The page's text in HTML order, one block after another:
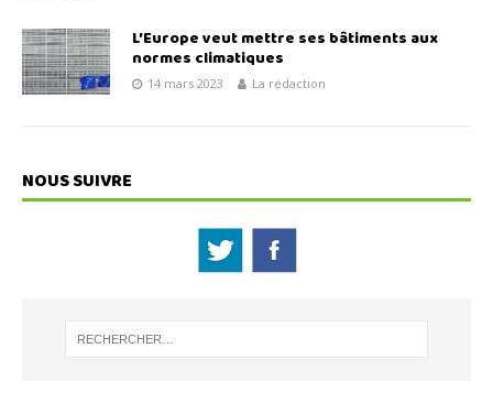
L’Europe veut mettre ses bâtiments aux
normes climatiques
14 mars 2023 La rédaction
NOUS SUIVRE